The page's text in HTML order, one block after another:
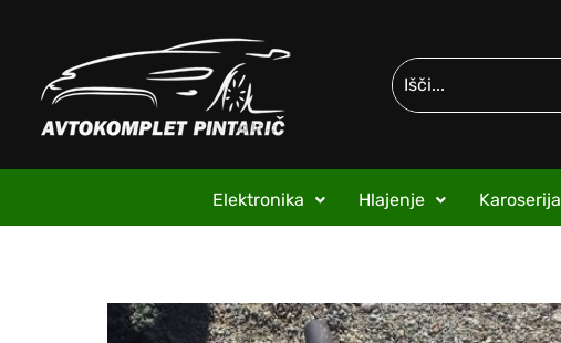
Elektronika Hlajenje Karoserija